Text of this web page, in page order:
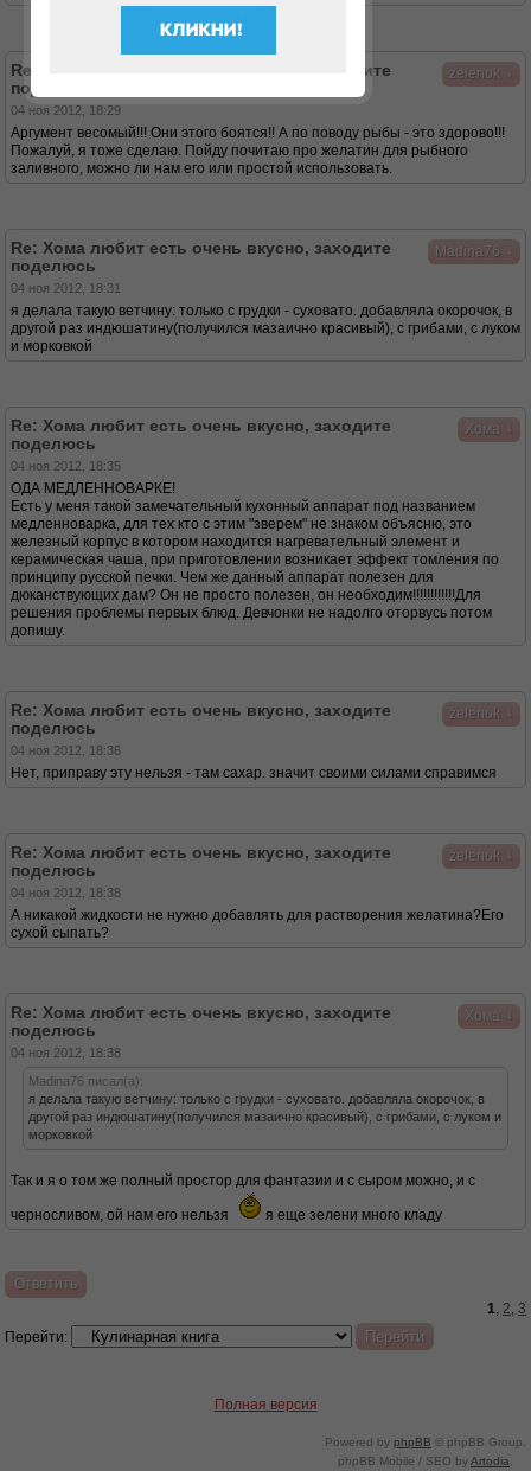
zelenok
Re: Хома любит есть очень вкусно, заходите
поделюсь
04 ноя 2012, 18:29
Аргумент весомый!!! Они этого боятся!! А по поводу рыбы - это здорово!!!
Пожалуй, я тоже сделаю. Пойду почитаю про желатин для рыбного
заливного, можно ли нам его или простой использовать.
Madina76
Re: Хома любит есть очень вкусно, заходите
поделюсь
04 ноя 2012, 18:31
я делала такую ветчину: только с грудки - суховато. добавляла окорочок, в
другой раз индюшатину(получился мазаично красивый), с грибами, с луком
и морковкой
Хома
Re: Хома любит есть очень вкусно, заходите
поделюсь
04 ноя 2012, 18:35
ОДА МЕДЛЕННОВАРКЕ!
Есть у меня такой замечательный кухонный аппарат под названием
медленноварка, для тех кто с этим "зверем" не знаком объясню, это
железный корпус в котором находится нагревательный элемент и
керамическая чаша, при приготовлении возникает эффект томления по
принципу русской печки. Чем же данный аппарат полезен для
дюканствующих дам? Он не просто полезен, он необходим!!!!!!!!!!!!Для
решения проблемы первых блюд. Девчонки не надолго оторвусь потом
допишу.
zelenok
Re: Хома любит есть очень вкусно, заходите
поделюсь
04 ноя 2012, 18:36
Нет, приправу эту нельзя - там сахар. значит своими силами справимся
zelenok
Re: Хома любит есть очень вкусно, заходите
поделюсь
04 ноя 2012, 18:38
А никакой жидкости не нужно добавлять для растворения желатина?Его
сухой сыпать?
Хома
Re: Хома любит есть очень вкусно, заходите
поделюсь
04 ноя 2012, 18:38
Madina76 писал(а):
я делала такую ветчину: только с грудки - суховато. добавляла окорочок, в
другой раз индюшатину(получился мазаично красивый), с грибами, с луком и
морковкой
Так и я о том же полный простор для фантазии и с сыром можно, и с
черносливом, ой нам его нельзя я еще зелени много кладу
Ответить
1, 2, 3
Перейти:
Полная версия
Powered by phpBB © phpBB Group.
phpBB Mobile / SEO byArtodia